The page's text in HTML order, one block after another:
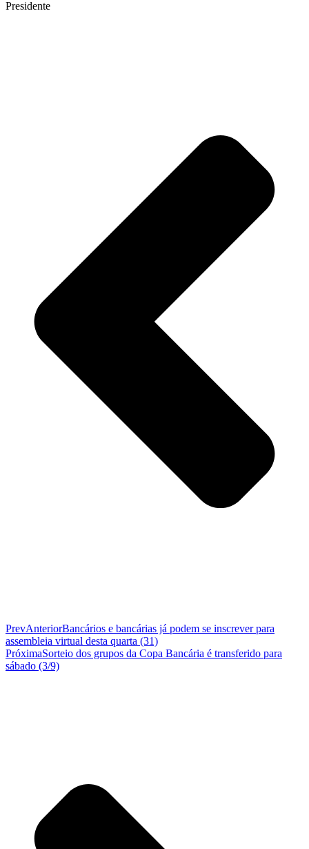
Presidente
PrevAnteriorBancários e bancárias já podem se inscrever para
assembleia virtual desta quarta (31)
PróximaSorteio dos grupos da Copa Bancária é transferido para
sábado (3/9)